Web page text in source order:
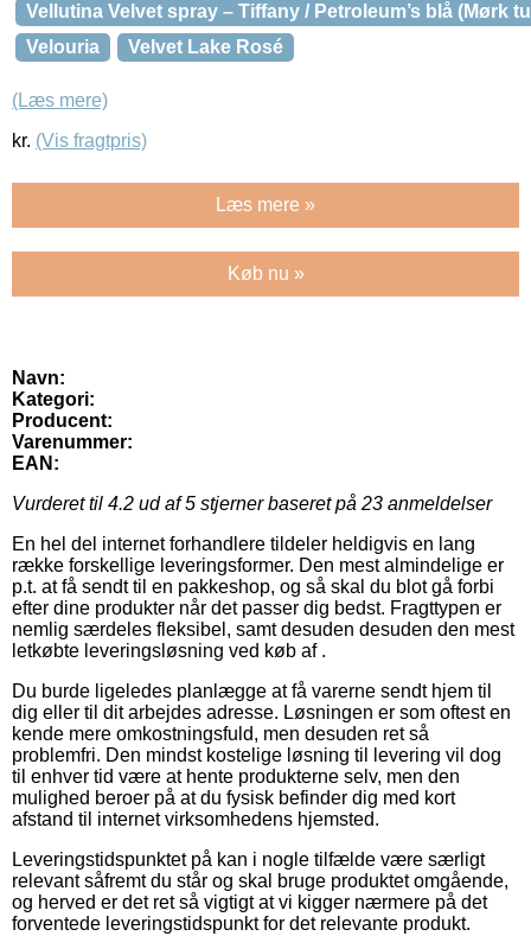
Vellutina Velvet spray – Tiffany / Petroleum’s blå (Mørk
Velouria
Velvet Lake Rosé
(Læs mere)
kr. (Vis fragtpris)
Læs mere »
Køb nu »
Navn:
Kategori:
Producent:
Varenummer:
EAN:
Vurderet til 4.2 ud af 5 stjerner baseret på 23 anmeldelser
En hel del internet forhandlere tildeler heldigvis en lang
række forskellige leveringsformer. Den mest almindelige er
p.t. at få sendt til en pakkeshop, og så skal du blot gå forbi
efter dine produkter når det passer dig bedst. Fragttypen er
nemlig særdeles fleksibel, samt desuden desuden den mest
letkøbte leveringsløsning ved køb af .
Du burde ligeledes planlægge at få varerne sendt hjem til
dig eller til dit arbejdes adresse. Løsningen er som oftest en
kende mere omkostningsfuld, men desuden ret så
problemfri. Den mindst kostelige løsning til levering vil dog
til enhver tid være at hente produkterne selv, men den
mulighed beroer på at du fysisk befinder dig med kort
afstand til internet virksomhedens hjemsted.
Leveringstidspunktet på kan i nogle tilfælde være særligt
relevant såfremt du står og skal bruge produktet omgående,
og herved er det ret så vigtigt at vi kigger nærmere på det
forventede leveringstidspunkt for det relevante produkt.